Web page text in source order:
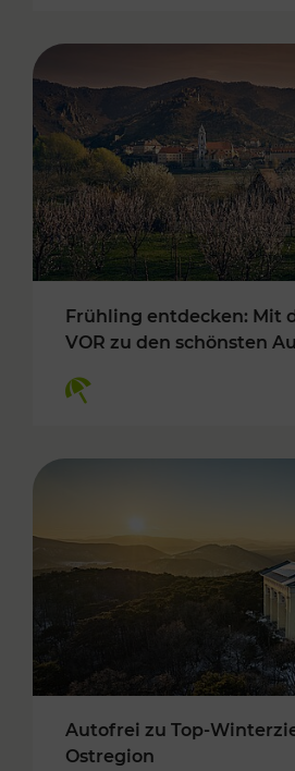
Frühling entdecken: Mit
VOR zu den schönsten
Autofrei zu Top-
Ostregion